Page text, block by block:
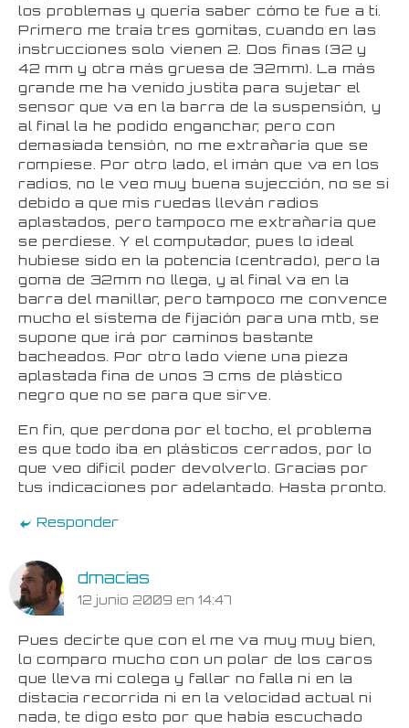
los problemas y quería saber cómo te fue a ti.
Primero me traía tres gomitas, cuando en las
instrucciones solo vienen 2. Dos finas (32 y
42 mm y otra más gruesa de 32mm). La más
grande me ha venido justita para sujetar el
sensor que va en la barra de la suspensión, y
al final la he podido enganchar, pero con
demasiada tensión, no me extrañaría que se
rompiese. Por otro lado, el imán que va en los
radios, no le veo muy buena sujección, no se si
debido a que mis ruedas lleván radios
aplastados, pero tampoco me extrañaría que
se perdiese. Y el computador, pues lo ideal
hubiese sido en la potencia (centrado), pero la
goma de 32mm no llega, y al final va en la
barra del manillar, pero tampoco me convence
mucho el sistema de fijación para una mtb, se
supone que irá por caminos bastante
bacheados. Por otro lado viene una pieza
aplastada fina de unos 3 cms de plástico
negro que no se para que sirve.
En fin, que perdona por el tocho, el problema
es que todo iba en plásticos cerrados, por lo
que veo dificil poder devolverlo. Gracias por
tus indicaciones por adelantado. Hasta pronto.
Responder
dmacias
12 junio 2009 en 14:47
Pues decirte que con el me va muy muy bien,
lo comparo mucho con un polar de los caros
que lleva mi colega y fallar no falla ni en la
distacia recorrida ni en la velocidad actual ni
nada, te digo esto por que había escuchado